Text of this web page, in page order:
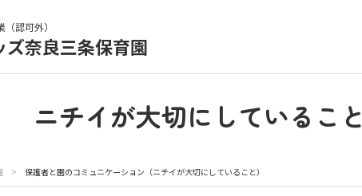
認可外）
ズ奈良三条保育園
保育園見学 入園の概要
各種書類 お仕事をお探しの方
ニチイが大切にしていること
> 保護者と園のコミュニケーション（ニチイが大切にしていること）